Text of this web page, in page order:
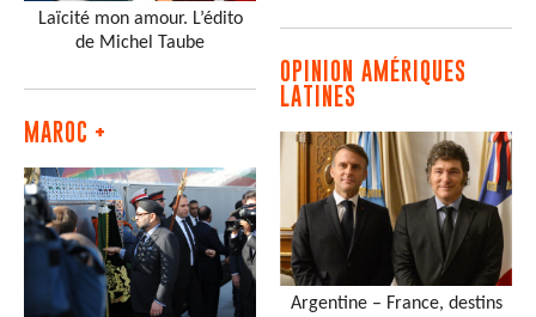
Laïcité mon amour. L’édito
de Michel Taube
MAROC +
OPINION AMÉRIQUES
LATINES
Argentine – France, destins